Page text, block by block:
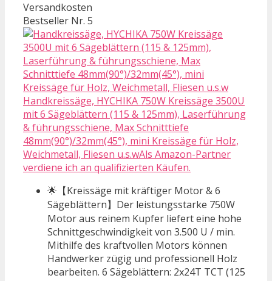
Versandkosten
Bestseller Nr. 5
Handkreissäge, HYCHIKA 750W Kreissäge 3500U
mit 6 Sägeblättern (115 & 125mm), Laserführung
& führungsschiene, Max Schnitttiefe
48mm(90°)/32mm(45°), mini Kreissäge für Holz,
Weichmetall, Fliesen u.s.wAls Amazon-Partner
verdiene ich an qualifizierten Käufen.
🌟【Kreissäge mit kräftiger Motor & 6
Sägeblättern】Der leistungsstarke 750W
Motor aus reinem Kupfer liefert eine hohe
Schnittgeschwindigkeit von 3.500 U / min.
Mithilfe des kraftvollen Motors können
Handwerker zügig und professionell Holz
bearbeiten. 6 Sägeblättern: 2x24T TCT (125